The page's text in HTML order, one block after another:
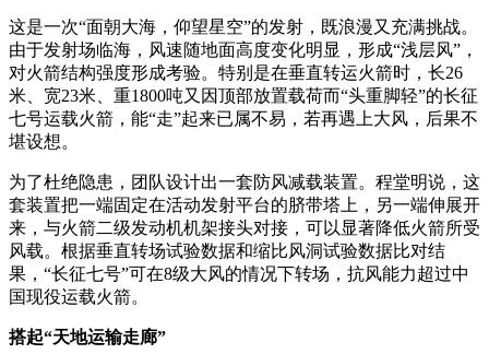
这是一次“面朝大海，仰望星空”的发射，既浪漫又充满挑战。
由于发射场临海，风速随地面高度变化明显，形成“浅层风”，
对火箭结构强度形成考验。特别是在垂直转运火箭时，长26
米、宽23米、重1800吨又因顶部放置载荷而“头重脚轻”的长征
七号运载火箭，能“走”起来已属不易，若再遇上大风，后果不
堪设想。
为了杜绝隐患，团队设计出一套防风减载装置。程堂明说，这
套装置把一端固定在活动发射平台的脐带塔上，另一端伸展开
来，与火箭二级发动机机架接头对接，可以显著降低火箭所受
风载。根据垂直转场试验数据和缩比风洞试验数据比对结
果，“长征七号”可在8级大风的情况下转场，抗风能力超过中
国现役运载火箭。
搭起“天地运输走廊”